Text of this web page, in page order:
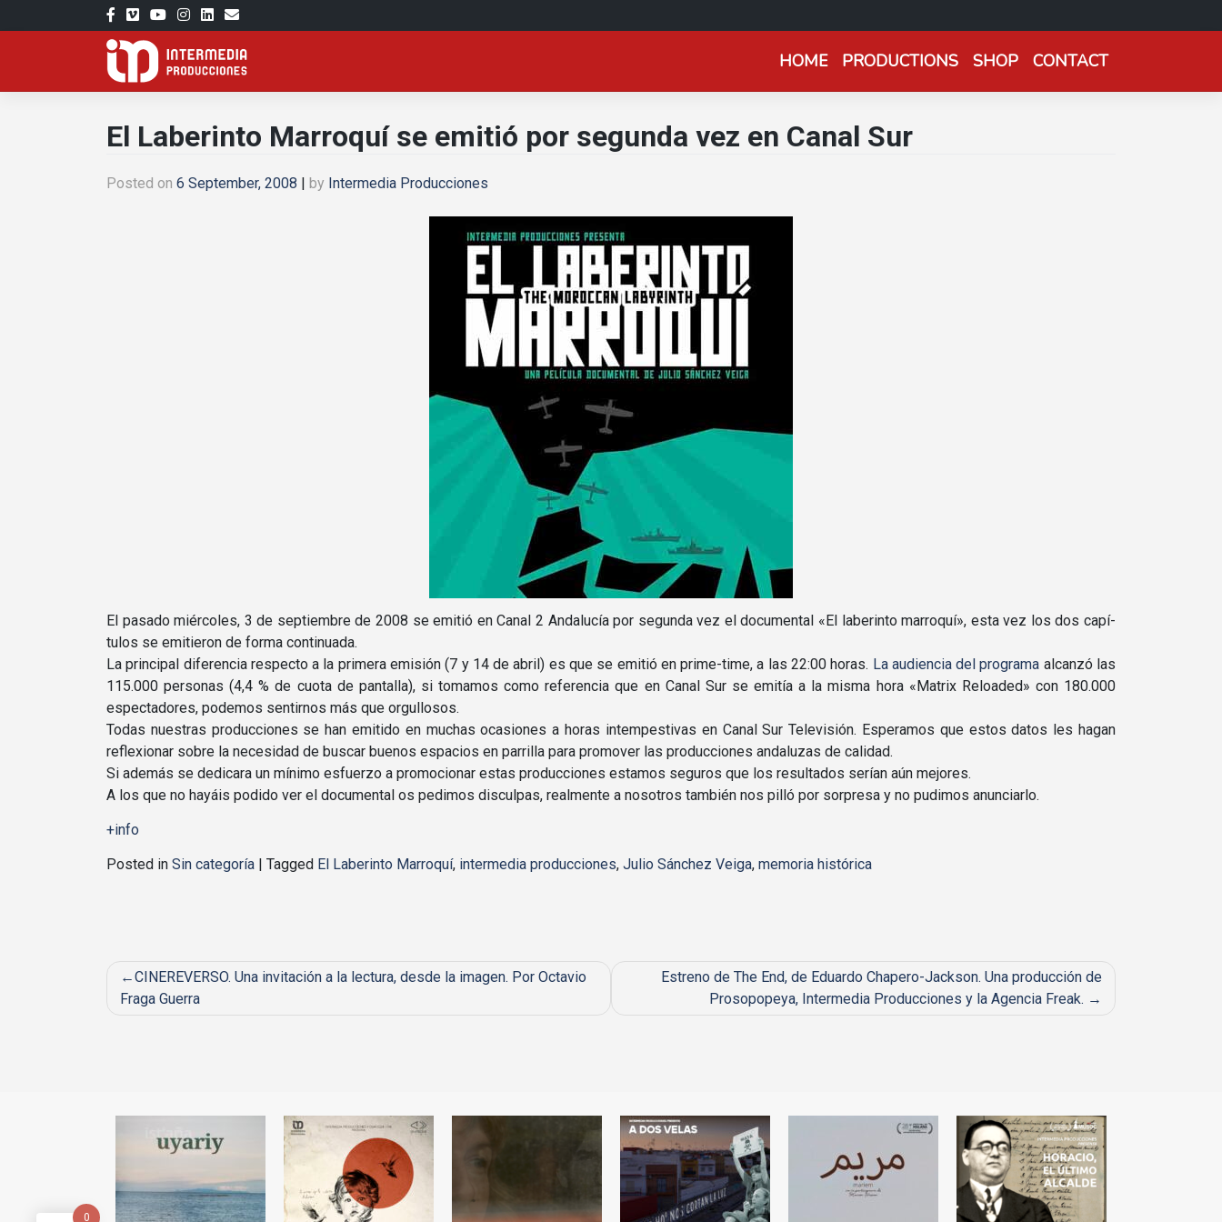
to
HOME PRODUCTIONS SHOP CONTACT
El Laberinto Marroquí­ se emitió por segunda vez en Canal Sur
Posted on 6 September, 2008 | by Intermedia Producciones
El pasado miércoles, 3 de septiembre de 2008 se emitió en Canal 2 Andalucí­a por segunda vez el documental «El laberinto marroquí­», esta vez los dos capí­
tulos se emitieron de forma continuada.
La principal diferencia respecto a la primera emisión (7 y 14 de abril) es que se emitió en prime-time, a las 22:00 horas. La audiencia del programa alcanzó las
115.000 personas (4,4 % de cuota de pantalla), si tomamos como referencia que en Canal Sur se emití­a a la misma hora «Matrix Reloaded» con 180.000
espectadores, podemos sentirnos más que orgullosos.
Todas nuestras producciones se han emitido en muchas ocasiones a horas intempestivas en Canal Sur Televisión. Esperamos que estos datos les hagan
reflexionar sobre la necesidad de buscar buenos espacios en parrilla para promover las producciones andaluzas de calidad.
Si además se dedicara un mí­nimo esfuerzo a promocionar estas producciones estamos seguros que los resultados serí­an aún mejores.
A los que no hayáis podido ver el documental os pedimos disculpas, realmente a nosotros también nos pilló por sorpresa y no pudimos anunciarlo.
+info
Posted in Sin categoría | Tagged El Laberinto Marroquí, intermedia producciones, Julio Sánchez Veiga, memoria histórica
Post
navigation
CINEREVERSO. Una invitación a la lectura, desde la imagen. Por Octavio
Fraga Guerra
Estreno de The End, de Eduardo Chapero-Jackson. Una producción de
Prosopopeya, Intermedia Producciones y la Agencia Freak.
0